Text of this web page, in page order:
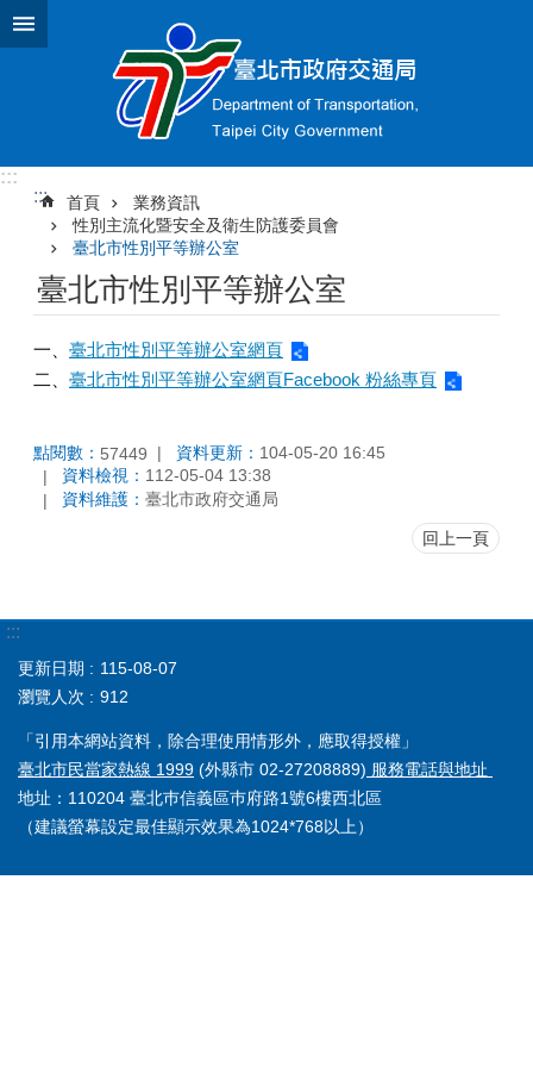
跳到主要內容區塊
:::
:::
首頁
業務資訊
性別主流化暨安全及衛生防護委員會
臺北市性別平等辦公室
臺北市性別平等辦公室
一、 臺北市性別平等辦公室網頁
二、 臺北市性別平等辦公室網頁Facebook 粉絲專頁
點閱數： 57449 資料更新： 104-05-20 16:45
資料檢視： 112-05-04 13:38
資料維護： 臺北市政府交通局
回上一頁
:::
更新日期
115-08-07
瀏覽人次
912
「引用本網站資料，除合理使用情形外，應取得授權」
臺北市民當家熱線 1999 (外縣市 02-27208889) 服務電話與地址
地址：110204 臺北巿信義區巿府路1號6樓西北區
（建議螢幕設定最佳顯示效果為1024*768以上）